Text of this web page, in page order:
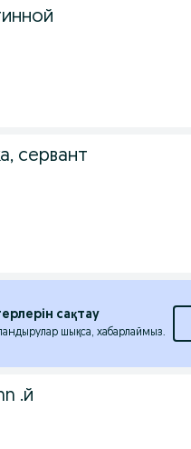
сервант
сақтау
шықса, хабарлаймыз.
.й